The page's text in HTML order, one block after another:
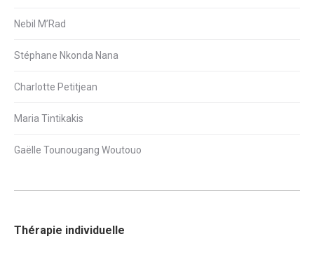
Nebil M’Rad
Stéphane Nkonda Nana
Charlotte Petitjean
Maria Tintikakis
Gaëlle Tounougang Woutouo
Thérapie individuelle